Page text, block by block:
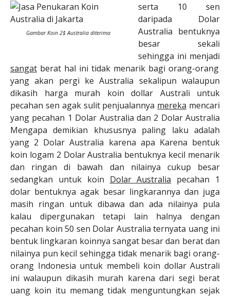
Gambar Koin 2$ Australia diterima
serta 10 sen
daripada Dolar
Australia bentuknya
besar sekali
sehingga ini menjadi
sangat berat hal ini tidak menarik bagi orang-orang
yang akan pergi ke Australia sekalipun walaupun
dikasih harga murah koin dollar Australi untuk
pecahan sen agak sulit penjualannya mereka mencari
yang pecahan 1 Dolar Australia dan 2 Dolar Australia
Mengapa demikian khususnya paling laku adalah
yang 2 Dolar Australia karena apa Karena bentuk
koin logam 2 Dolar Australia bentuknya kecil menarik
dan ringan di bawah dan nilainya cukup besar
sedangkan untuk koin Dolar Australia pecahan 1
dolar bentuknya agak besar lingkarannya dan juga
masih ringan untuk dibawa dan ada nilainya pula
kalau dipergunakan tetapi lain halnya dengan
pecahan koin 50 sen Dolar Australia ternyata uang ini
bentuk lingkaran koinnya sangat besar dan berat dan
nilainya pun kecil sehingga tidak menarik bagi orang-
orang Indonesia untuk membeli koin dollar Australi
ini walaupun dikasih murah karena dari segi berat
uang koin itu memang tidak menguntungkan sejak